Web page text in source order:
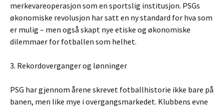
merkevareoperasjon som en sportslig institusjon. PSGs
økonomiske revolusjon har satt en ny standard for hva som
er mulig – men også skapt nye etiske og økonomiske
dilemmaer for fotballen som helhet.
3. Rekordoverganger og lønninger
PSG har gjennom årene skrevet fotballhistorie ikke bare på
banen, men like mye i overgangsmarkedet. Klubbens evne